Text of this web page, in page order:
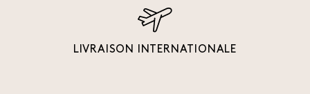
LIVRAISON INTERNATIONALE